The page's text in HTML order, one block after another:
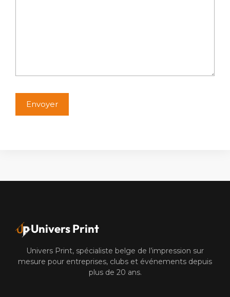
Univers Print
Univers Print, spécialiste belge de l’impression sur
mesure pour entreprises, clubs et événements depuis
plus de 20 ans.